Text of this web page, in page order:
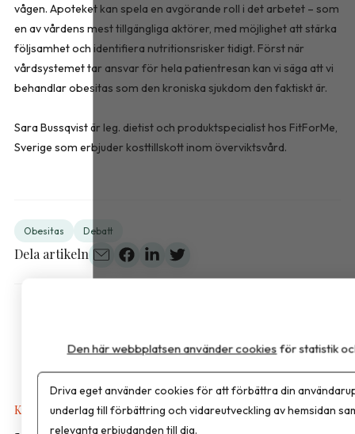
vågen. Apoteket kan spela en avgörande roll i det arbetet – som
en av vårdens mest tillgängliga aktörer, med möjlighet att stärka
följsamhet och identifiera nutritionsrisker tidigt. Först när
vårdsystemet tar ansvar för hela patientresan kan vi säga att vi
behandlar obesitas som den kroniska sjukdom den faktiskt är.
Sara Bussqvist är leg. dietist och produktspecialist hos FitForMe,
Sverige som erbjuder kosttillskott inom överviktsvård.
Obesitas Debatt
Dela artikeln
Kalkyler & Verktyg
Den här webbplatsen använder cookies för statistik
Driva eget använder cookies för att förbättra din
underlag till förbättring och vidareutveckling av hemsidan
relevanta erbjudanden till dig.